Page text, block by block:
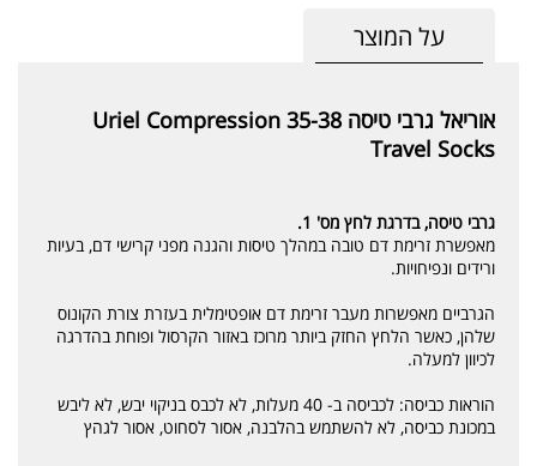
על המוצר
אוריאל גרבי טיסה 35-38 Uriel Compression
Travel Socks
גרבי טיסה, בדרגת לחץ מס' 1.
מאפשרת זרימת דם טובה במהלך טיסות והגנה מפני קרישי דם, בעיות
ורידים ונפיחויות.
הגרביים מאפשרות מעבר זרימת דם אופטימלית בעזרת צורת הקונוס
שלהן, כאשר הלחץ החזק ביותר מרוכז באזור הקרסול ופוחת בהדרגה
לכיוון למעלה.
הוראות כביסה: לכביסה ב- 40 מעלות, לא לכבס בניקוי יבש, לא ליבש
במכונת כביסה, לא להשתמש בהלבנה, אסור לסחוט, אסור לגהץ